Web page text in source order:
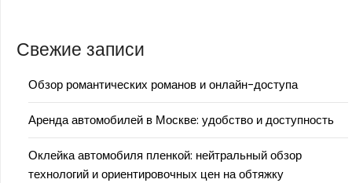
Свежие записи
Обзор романтических романов и онлайн-доступа
Аренда автомобилей в Москве: удобство и доступность
Оклейка автомобиля пленкой: нейтральный обзор
технологий и ориентировочных цен на обтяжку